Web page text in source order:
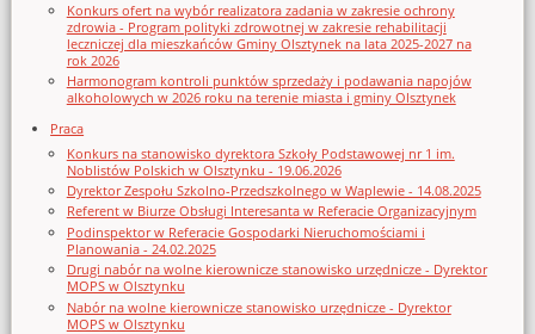
Konkurs ofert na wybór realizatora zadania w zakresie ochrony
zdrowia - Program polityki zdrowotnej w zakresie rehabilitacji
leczniczej dla mieszkańców Gminy Olsztynek na lata 2025-2027 na
rok 2026
Harmonogram kontroli punktów sprzedaży i podawania napojów
alkoholowych w 2026 roku na terenie miasta i gminy Olsztynek
Praca
Konkurs na stanowisko dyrektora Szkoły Podstawowej nr 1 im.
Noblistów Polskich w Olsztynku - 19.06.2026
Dyrektor Zespołu Szkolno-Przedszkolnego w Waplewie - 14.08.2025
Referent w Biurze Obsługi Interesanta w Referacie Organizacyjnym
Podinspektor w Referacie Gospodarki Nieruchomościami i
Planowania - 24.02.2025
Drugi nabór na wolne kierownicze stanowisko urzędnicze - Dyrektor
MOPS w Olsztynku
Nabór na wolne kierownicze stanowisko urzędnicze - Dyrektor
MOPS w Olsztynku